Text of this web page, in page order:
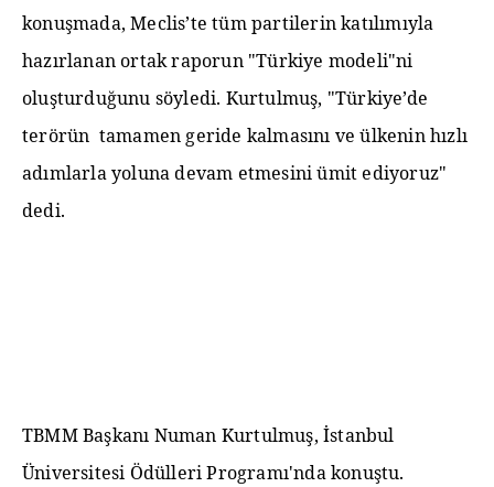
konuşmada, Meclis’te tüm partilerin katılımıyla
hazırlanan ortak raporun "Türkiye modeli"ni
oluşturduğunu söyledi. Kurtulmuş, "Türkiye’de
terörün tamamen geride kalmasını ve ülkenin hızlı
adımlarla yoluna devam etmesini ümit ediyoruz"
dedi.
TBMM Başkanı Numan Kurtulmuş, İstanbul
Üniversitesi Ödülleri Programı'nda konuştu.